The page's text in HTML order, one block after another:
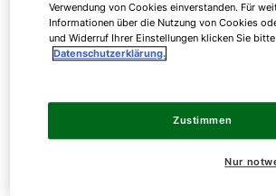
Luft/Wasser-
Auf den Regionalmessen
unsere Luft/Wasser-Wärmepumpen
in unterschiedlichen
Verwendung von Cookies einverstanden. Für
Informationen über die Nutzung von Cookies
und Widerruf Ihrer Einstellungen klicken Sie
Datenschutzerklärung.
Nur
Zustimmen